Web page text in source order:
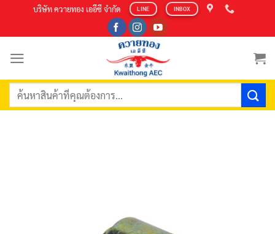
content
บริษัท ควายทอง เออีซี จำกัด LINE INBOX
ค้นหา: